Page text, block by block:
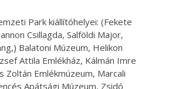
Park kiállítóhelyei: (Fekete
Csillagda, Salföldi Major,
Balatoni Múzeum, Helikon
Attila Emlékház, Kálmán Imre
Zoltán Emlékmúzeum, Marcali
Apátsági Múzeum, Zsidó